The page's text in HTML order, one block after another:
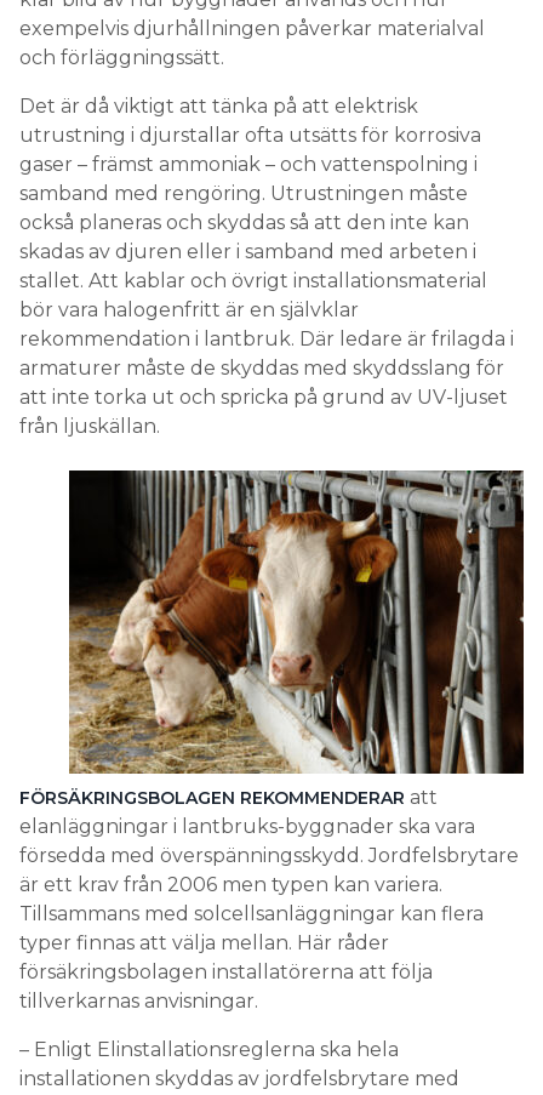
exempelvis djurhållningen påverkar materialval
och förläggningssätt.
Det är då viktigt att tänka på att elektrisk
utrustning i djurstallar ofta utsätts för korrosiva
gaser – främst ammoniak – och vattenspolning i
samband med rengöring. Utrustningen måste
också planeras och skyddas så att den inte kan
skadas av djuren eller i samband med arbeten i
stallet. Att kablar och övrigt installationsmaterial
bör vara halogenfritt är en självklar
rekommendation i lantbruk. Där ledare är frilagda i
armaturer måste de skyddas med skyddsslang för
att inte torka ut och spricka på grund av UV-ljuset
från ljuskällan.
FÖRSÄKRINGSBOLAGEN REKOMMENDERAR att
elanläggningar i lantbruks-byggnader ska vara
försedda med överspänningsskydd. Jordfelsbrytare
är ett krav från 2006 men typen kan variera.
Tillsammans med solcellsanläggningar kan flera
typer finnas att välja mellan. Här råder
försäkringsbolagen installatörerna att följa
tillverkarnas anvisningar.
– Enligt Elinstallationsreglerna ska hela
installationen skyddas av jordfelsbrytare med